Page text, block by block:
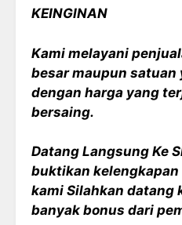
KEINGINAN
Kami melayani
besar maupun
dengan harga yang
bersaing.
Datang Langsung Ke
buktikan kelengkapan
kami Silahkan datang
banyak bonus dari